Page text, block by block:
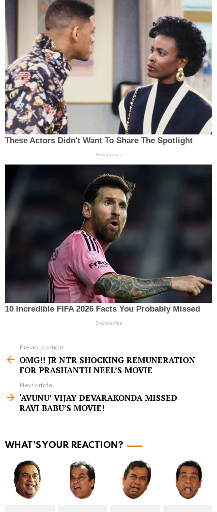
e
m
e
Previous article
OMG!! JR NTR SHOCKING REMUNERATION
FOR PRASHANTH NEEL’S MOVIE
Next article
‘AVUNU’ VIJAY DEVARAKONDA MISSED
RAVI BABU’S MOVIE!
WHAT'S YOUR REACTION?